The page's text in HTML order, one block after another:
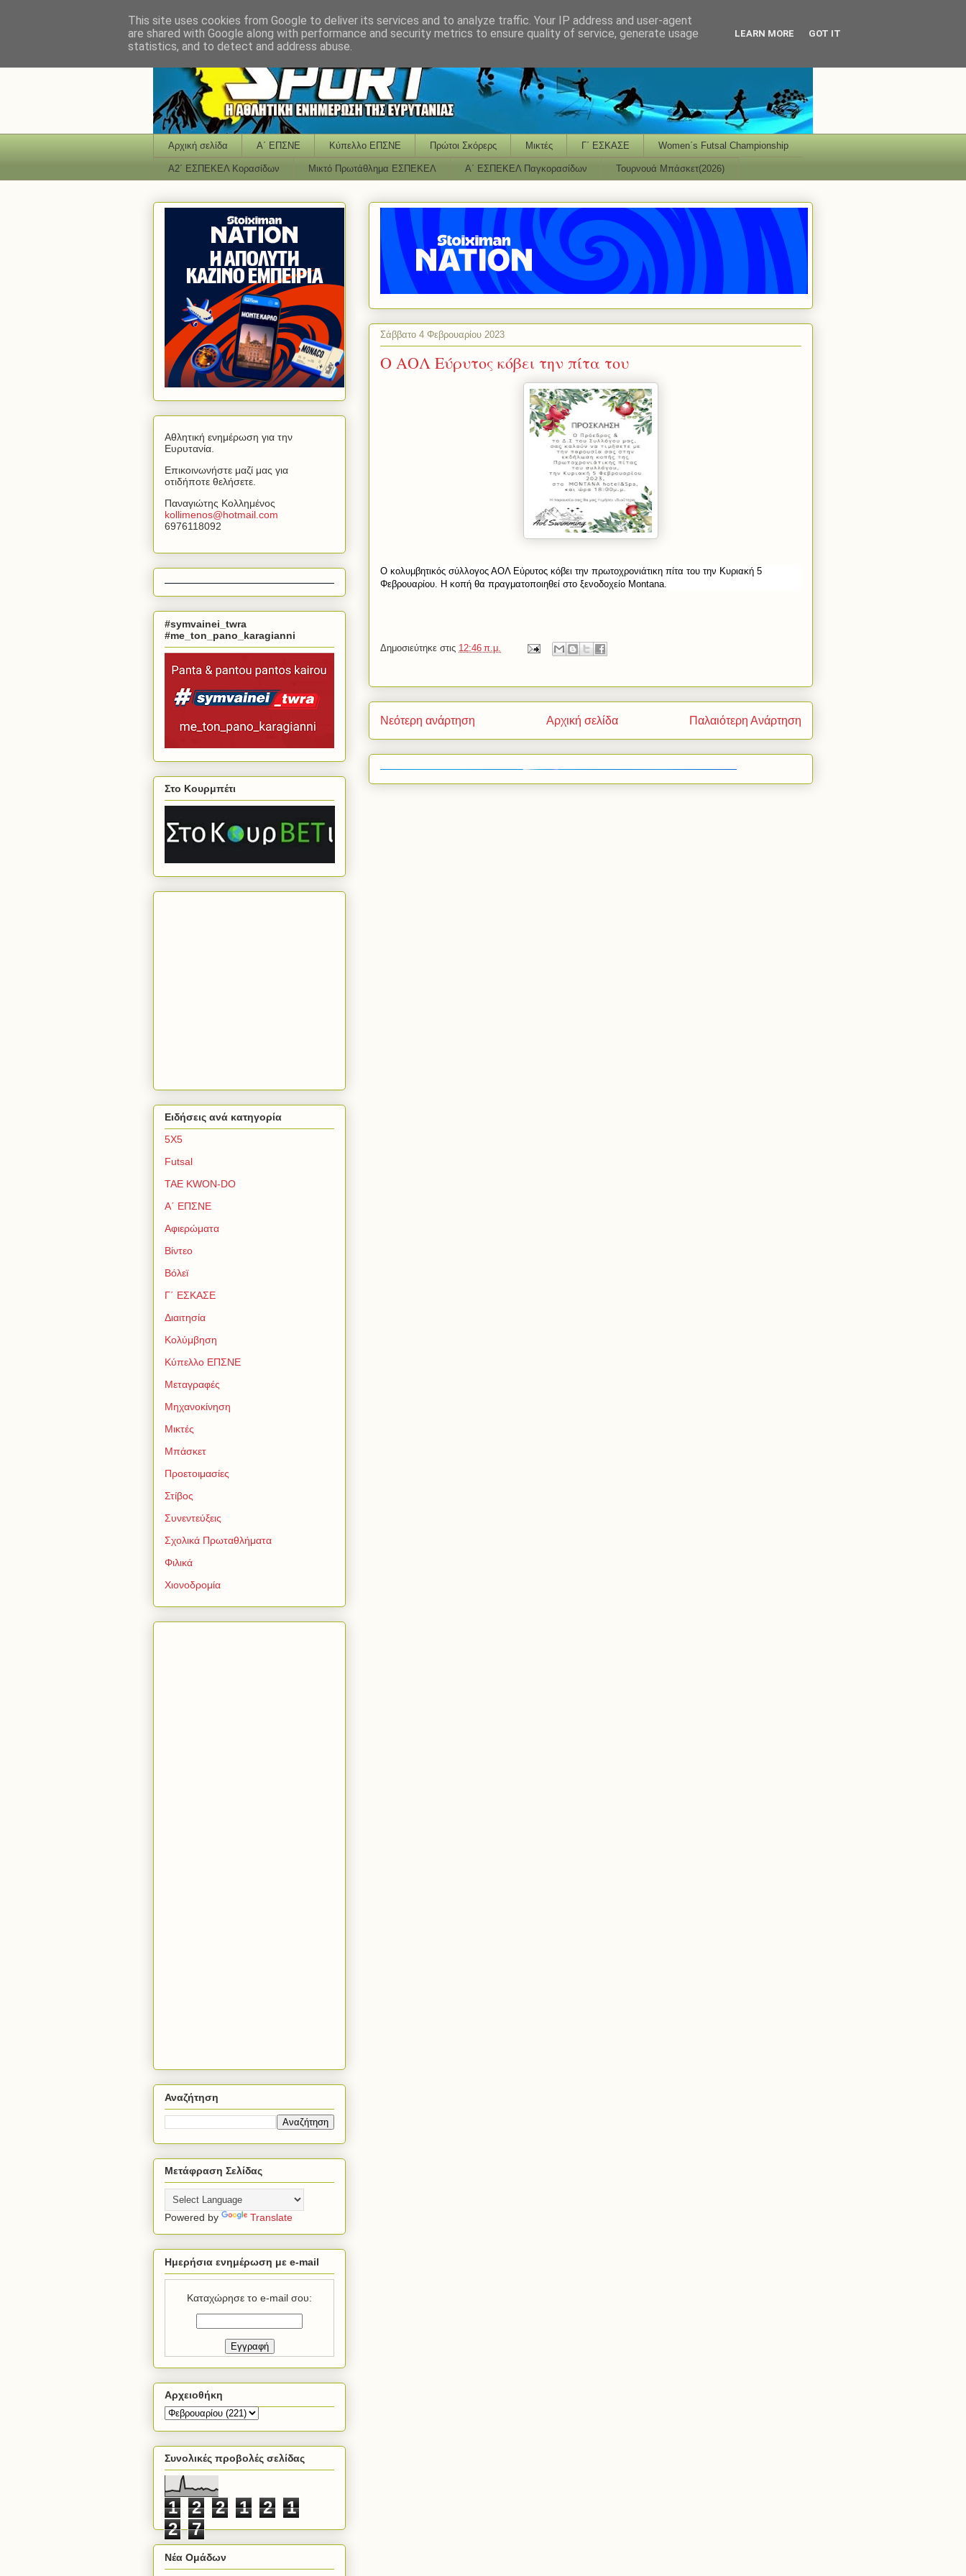
Αρχική σελίδα Α΄ ΕΠΣΝΕ Κύπελλο ΕΠΣΝΕ Πρώτοι Σκόρερς Μικτές Γ΄ ΕΣΚΑΣΕ Women΄s Futsal Championship
Α2΄ ΕΣΠΕΚΕΛ Κορασίδων Μικτό Πρωτάθλημα ΕΣΠΕΚΕΛ Α΄ ΕΣΠΕΚΕΛ Παγκορασίδων Τουρνουά Μπάσκετ(2026)
Σάββατο 4 Φεβρουαρίου 2023
Ο ΑΟΛ Εύρυτος κόβει την πίτα του
Ο κολυμβητικός σύλλογος ΑΟΛ Εύρυτος κόβει την πρωτοχρονιάτικη πίτα του την Κυριακή 5
Φεβρουαρίου. Η κοπή θα πραγματοποιηθεί στο ξενοδοχείο Montana.
Δημοσιεύτηκε στις 12:46 π.μ.
Νεότερη ανάρτηση Παλαιότερη Ανάρτηση
Αρχική σελίδα
Αθλητική ενημέρωση για την
Ευρυτανία.
Επικοινωνήστε μαζί μας για
οτιδήποτε θελήσετε.
Παναγιώτης Κολλημένος
kollimenos@hotmail com
6976118092
#symvainei_twra
#me_ton_pano_karagianni
Στο Κουρμπέτι
Ειδήσεις ανά κατηγορία
5Χ5
Futsal
TAE KWON-DO
Α΄ ΕΠΣΝΕ
Αφιερώματα
Βίντεο
Βόλεϊ
Γ΄ ΕΣΚΑΣΕ
Διαιτησία
Κολύμβηση
Κύπελλο ΕΠΣΝΕ
Μεταγραφές
Μηχανοκίνηση
Μικτές
Μπάσκετ
Προετοιμασίες
Στίβος
Συνεντεύξεις
Σχολικά Πρωταθλήματα
Φιλικά
Χιονοδρομία
Αναζήτηση
Μετάφραση Σελίδας
Powered by Translate
Ημερήσια ενημέρωση με e-mail
Καταχώρησε το e-mail σου:
Αρχειοθήκη
Συνολικές προβολές σελίδας
1 2 2 1 2
1
2
7
Νέα Ομάδων
This site uses cookies from Google to deliver its services and to analyze traffic. Your IP address and user-agent
are shared with Google along with performance and security metrics to ensure quality of service, generate usage
statistics, and to detect and address abuse.
LEARN MORE GOT IT